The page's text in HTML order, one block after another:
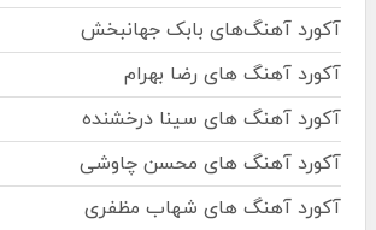
آکورد آهنگ‌های بابک جهانبخش
آکورد آهنگ های رضا بهرام
آکورد آهنگ های سینا درخشنده
آکورد آهنگ های محسن چاوشی
آکورد آهنگ های شهاب مظفری